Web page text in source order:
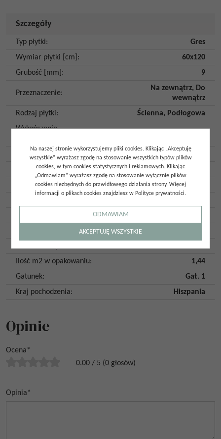
Szczegóły
Typ płytki:
Gres
Wymiar płytki [cm] :
60x120
Grubość [mm] : 9
Przeznaczenie:
Na zewnątrz, Do
wewnątrz
Rodzaj płytki: Ścienna, Podłogowa
Wykończenie
Kamień
Perłowy
Kształt:
Prostokąt
Ilość m2 w opakowaniu:
1,44
Gatunek:
Gat. 1
Kraj pochodzenia: Hiszpania
Opinie
Ocena*
0.00 / 5 (0 głosów)
Opinia*
Na naszej stronie wykorzystujemy pliki cookies. Klikając „Akceptuję
wszystkie” wyrażasz zgodę na stosowanie wszystkich typów plików
cookies, w tym cookies statystycznych i reklamowych. Klikając
„Odmawiam” wyrażasz zgodę na stosowanie wyłącznie plików
cookies niezbędnych do prawidłowego działania strony. Więcej
informacji o plikach cookies znajdziesz w Polityce prywatności.
ODMAWIAM
AKCEPTUJĘ WSZYSTKIE